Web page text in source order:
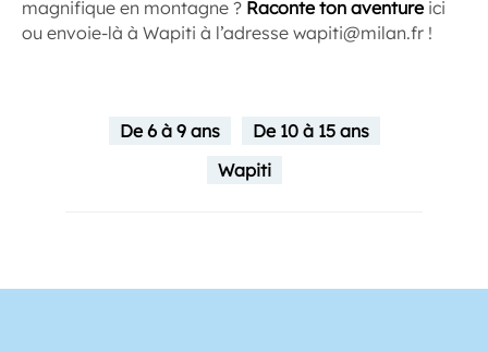
magnifique en montagne ? Raconte ton aventureici
ou envoie-là à Wapiti à l’adresse wapiti@milan.fr !
De 6 à 9 ans
De 10 à 15 ans
Wapiti